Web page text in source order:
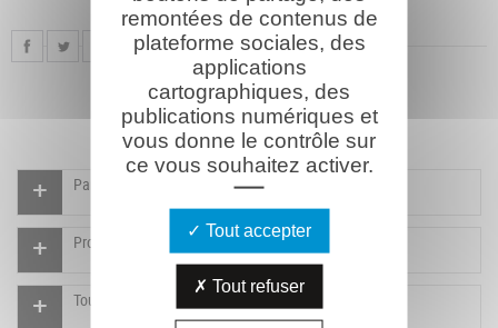
Participer à l'indexation du Mémorial virtuel
Proposer un document
Tous les documents
remontées de contenus de
plateforme sociales, des
applications
cartographiques, des
publications numériques et
vous donne le contrôle sur
ce vous souhaitez activer.
Tout accepter
Tout refuser